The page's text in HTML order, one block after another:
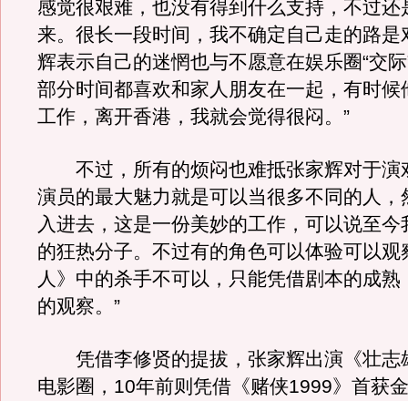
感觉很艰难，也没有得到什么支持，不过还
来。很长一段时间，我不确定自己走的路是
辉表示自己的迷惘也与不愿意在娱乐圈“交际
部分时间都喜欢和家人朋友在一起，有时候
工作，离开香港，我就会觉得很闷。”
不过，所有的烦闷也难抵张家辉对于演
演员的最大魅力就是可以当很多不同的人，
入进去，这是一份美妙的工作，可以说至今
的狂热分子。不过有的角色可以体验可以观
人》中的杀手不可以，只能凭借剧本的成熟
的观察。”
凭借李修贤的提拔，张家辉出演《壮志
电影圈，10年前则凭借《赌侠1999》首获